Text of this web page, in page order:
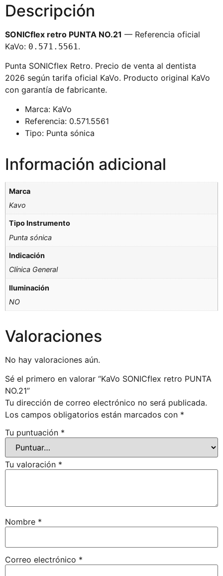
Descripción
SONICflex retro PUNTA NO.21 — Referencia oficial
KaVo: 0.571.5561.
Punta SONICflex Retro. Precio de venta al dentista
2026 según tarifa oficial KaVo. Producto original KaVo
con garantía de fabricante.
Marca: KaVo
Referencia: 0.571.5561
Tipo: Punta sónica
Información adicional
Marca
Kavo
Tipo Instrumento
Punta sónica
Indicación
Clínica General
Iluminación
NO
Valoraciones
No hay valoraciones aún.
Sé el primero en valorar “KaVo SONICflex retro PUNTA
NO.21”
Tu dirección de correo electrónico no será publicada.
Los campos obligatorios están marcados con *
Tu puntuación *
Tu valoración *
Nombre *
Correo electrónico *